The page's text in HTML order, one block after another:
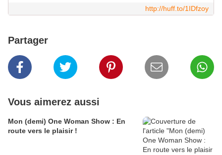
http://huff.to/1IDfzoy
Partager
Vous aimerez aussi
Mon (demi) One Woman Show : En
route vers le plaisir !